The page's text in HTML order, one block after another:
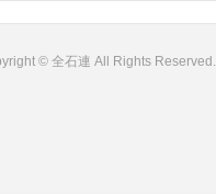
© 全石連 All Rights Reserved.